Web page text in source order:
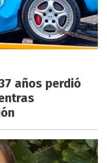
años perdió